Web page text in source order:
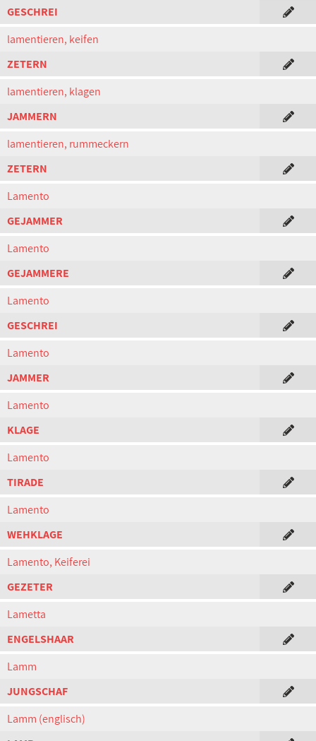
GESCHREI
lamentieren, keifen
ZETERN
lamentieren, klagen
JAMMERN
lamentieren, rummeckern
ZETERN
Lamento
GEJAMMER
Lamento
GEJAMMERE
Lamento
GESCHREI
Lamento
JAMMER
Lamento
KLAGE
Lamento
TIRADE
Lamento
WEHKLAGE
Lamento, Keiferei
GEZETER
Lametta
ENGELSHAAR
Lamm
JUNGSCHAF
Lamm (englisch)